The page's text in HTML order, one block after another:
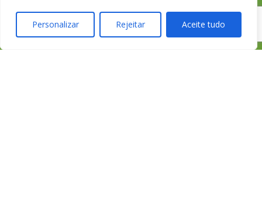
Personalizar Rejeitar Aceite tudo